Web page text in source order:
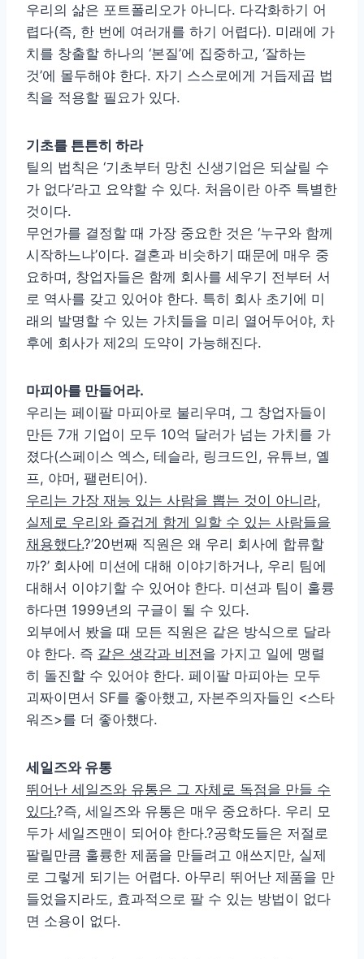
우리의 삶은 포트폴리오가 아니다. 다각화하기 어
렵다(즉, 한 번에 여러개를 하기 어렵다). 미래에 가
치를 창출할 하나의 ‘본질’에 집중하고, ‘잘하는
것’에 몰두해야 한다. 자기 스스로에게 거듭제곱 법
칙을 적용할 필요가 있다.
기초를 튼튼히 하라
틸의 법칙은 ‘기초부터 망친 신생기업은 되살릴 수
가 없다’라고 요약할 수 있다. 처음이란 아주 특별한
것이다.
무언가를 결정할 때 가장 중요한 것은 ‘누구와 함께
시작하느냐’이다. 결혼과 비슷하기 때문에 매우 중
요하며, 창업자들은 함께 회사를 세우기 전부터 서
로 역사를 갖고 있어야 한다. 특히 회사 초기에 미
래의 발명할 수 있는 가치들을 미리 열어두어야, 차
후에 회사가 제2의 도약이 가능해진다.
마피아를 만들어라.
우리는 페이팔 마피아로 불리우며, 그 창업자들이
만든 7개 기업이 모두 10억 달러가 넘는 가치를 가
졌다(스페이스 엑스, 테슬라, 링크드인, 유튜브, 옐
프, 야머, 팰런티어).
우리는 가장 재능 있는 사람을 뽑는 것이 아니라,
실제로 우리와 즐겁게 함게 일할 수 있는 사람들을
채용했다.?’20번째 직원은 왜 우리 회사에 합류할
까?’ 회사에 미션에 대해 이야기하거나, 우리 팀에
대해서 이야기할 수 있어야 한다. 미션과 팀이 훌륭
하다면 1999년의 구글이 될 수 있다.
외부에서 봤을 때 모든 직원은 같은 방식으로 달라
야 한다. 즉 같은 생각과 비전을 가지고 일에 맹렬
히 돌진할 수 있어야 한다. 페이팔 마피아는 모두
괴짜이면서 SF를 좋아했고, 자본주의자들인 <스타
워즈>를 더 좋아했다.
세일즈와 유통
뛰어난 세일즈와 유통은 그 자체로 독점을 만들 수
있다.?즉, 세일즈와 유통은 매우 중요하다. 우리 모
두가 세일즈맨이 되어야 한다.?공학도들은 저절로
팔릴만큼 훌륭한 제품을 만들려고 애쓰지만, 실제
로 그렇게 되기는 어렵다. 아무리 뛰어난 제품을 만
들었을지라도, 효과적으로 팔 수 있는 방법이 없다
면 소용이 없다.